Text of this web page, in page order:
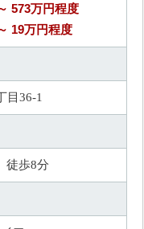
573万円程度
19万円程度
目36-1
徒歩8分